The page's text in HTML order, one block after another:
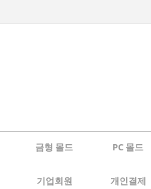
금형 몰드 PC 몰드
기업회원 개인결제